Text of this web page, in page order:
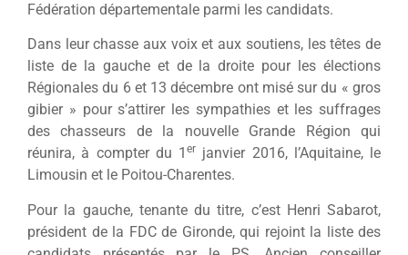
Fédération départementale parmi les candidats.
Dans leur chasse aux voix et aux soutiens, les têtes de
liste de la gauche et de la droite pour les élections
Régionales du 6 et 13 décembre ont misé sur du « gros
gibier » pour s’attirer les sympathies et les suffrages
des chasseurs de la nouvelle Grande Région qui
réunira, à compter du 1 er janvier 2016, l’Aquitaine, le
Limousin et le Poitou-Charentes.
Pour la gauche, tenante du titre, c’est Henri Sabarot,
président de la FDC de Gironde, qui rejoint la liste des